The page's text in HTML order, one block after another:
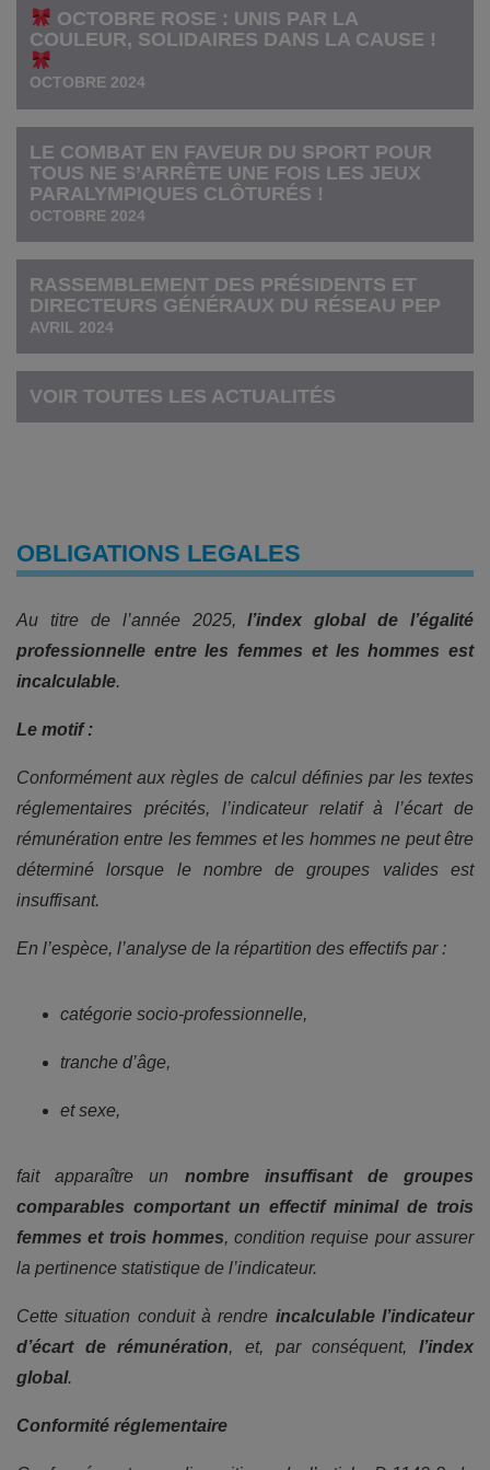
OCTOBRE ROSE : UNIS PAR LA
COULEUR, SOLIDAIRES DANS LA CAUSE !
OCTOBRE 2024
LE COMBAT EN FAVEUR DU SPORT POUR
TOUS NE S’ARRÊTE UNE FOIS LES JEUX
PARALYMPIQUES CLÔTURÉS !
OCTOBRE 2024
RASSEMBLEMENT DES PRÉSIDENTS ET
DIRECTEURS GÉNÉRAUX DU RÉSEAU PEP
AVRIL 2024
VOIR TOUTES LES ACTUALITÉS
OBLIGATIONS LEGALES
Au titre de l’année 2025,l’index global de l’égalité
professionnelle entre les femmes et les hommes est
incalculable.
Le motif :
Conformément aux règles de calcul définies par les textes
réglementaires précités, l’indicateur relatif à l’écart de
rémunération entre les femmes et les hommes ne peut être
déterminé lorsque le nombre de groupes valides est
insuffisant.
En l’espèce, l’analyse de la répartition des effectifs par :
catégorie socio-professionnelle,
tranche d’âge,
et sexe,
fait apparaître un nombre insuffisant de groupes
comparables comportant un effectif minimal de trois
femmes et trois hommes, condition requise pour assurer
la pertinence statistique de l’indicateur.
Cette situation conduit à rendre incalculable l’indicateur
d’écart de rémunération, et, par conséquent,l’index
global.
Conformité réglementaire